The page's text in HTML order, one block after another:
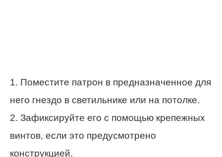
1. Поместите патрон в предназначенное для
него гнездо в светильнике или на потолке.
2. Зафиксируйте его с помощью крепежных
винтов, если это предусмотрено
конструкцией.